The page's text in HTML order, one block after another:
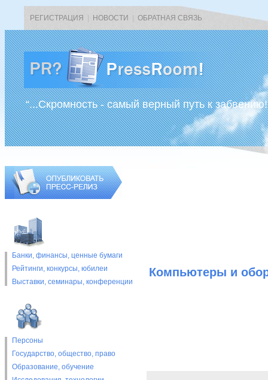
РЕГИСТРАЦИЯ НОВОСТИ ОБРАТНАЯ СВЯЗЬ
“...Скромность - самый верный путь к
Банки, финансы, ценные бумаги
Рейтинги, конкурсы, юбилеи
Выставки, cеминары, конференции
Персоны
Государство, общество, право
Образование, обучение
Компьютеры и